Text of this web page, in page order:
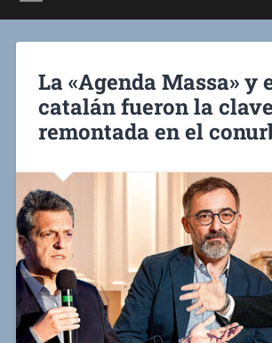
La «Agenda Massa» y
catalán fueron la
remontada en el